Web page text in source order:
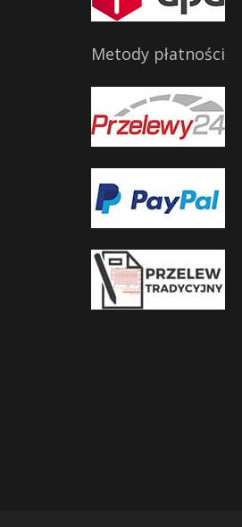
Metody płatności